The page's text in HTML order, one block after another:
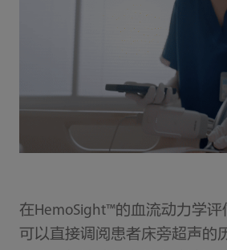
在HemoSight™的血流动力学
可以直接调阅患者床旁超声的